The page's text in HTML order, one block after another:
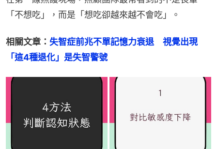
「不想吃」，而是「想吃卻越來越不會吃」。
相關文章： 失智症前兆不單記憶力衰退　視覺出現
「這4種退化」是失智警號